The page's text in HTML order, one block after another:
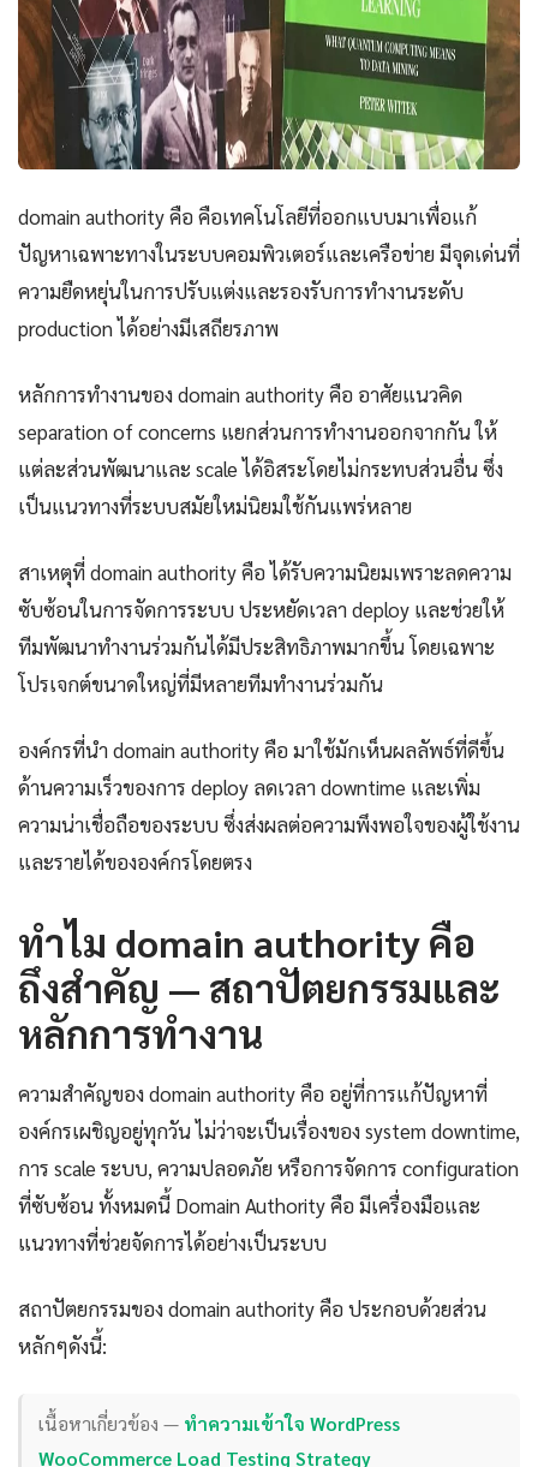
domain authority คือ คือเทคโนโลยีที่ออกแบบมาเพื่อแก้
ปัญหาเฉพาะทางในระบบคอมพิวเตอร์และเครือข่าย มีจุดเด่นที่
ความยืดหยุ่นในการปรับแต่งและรองรับการทำงานระดับ
production ได้อย่างมีเสถียรภาพ
หลักการทำงานของ domain authority คือ อาศัยแนวคิด
separation of concerns แยกส่วนการทำงานออกจากกัน ให้
แต่ละส่วนพัฒนาและ scale ได้อิสระโดยไม่กระทบส่วนอื่น ซึ่ง
เป็นแนวทางที่ระบบสมัยใหม่นิยมใช้กันแพร่หลาย
สาเหตุที่ domain authority คือ ได้รับความนิยมเพราะลดความ
ซับซ้อนในการจัดการระบบ ประหยัดเวลา deploy และช่วยให้
ทีมพัฒนาทำงานร่วมกันได้มีประสิทธิภาพมากขึ้น โดยเฉพาะ
โปรเจกต์ขนาดใหญ่ที่มีหลายทีมทำงานร่วมกัน
องค์กรที่นำ domain authority คือ มาใช้มักเห็นผลลัพธ์ที่ดีขึ้น
ด้านความเร็วของการ deploy ลดเวลา downtime และเพิ่ม
ความน่าเชื่อถือของระบบ ซึ่งส่งผลต่อความพึงพอใจของผู้ใช้งาน
และรายได้ขององค์กรโดยตรง
ทำไม domain authority คือ
ถึงสำคัญ — สถาปัตยกรรมและ
หลักการทำงาน
ความสำคัญของ domain authority คือ อยู่ที่การแก้ปัญหาที่
องค์กรเผชิญอยู่ทุกวัน ไม่ว่าจะเป็นเรื่องของ system downtime,
การ scale ระบบ, ความปลอดภัย หรือการจัดการ configuration
ที่ซับซ้อน ทั้งหมดนี้ Domain Authority คือ มีเครื่องมือและ
แนวทางที่ช่วยจัดการได้อย่างเป็นระบบ
สถาปัตยกรรมของ domain authority คือ ประกอบด้วยส่วน
หลักๆดังนี้:
เนื้อหาเกี่ยวข้อง — ทำความเข้าใจ WordPress
WooCommerce Load Testing Strategy